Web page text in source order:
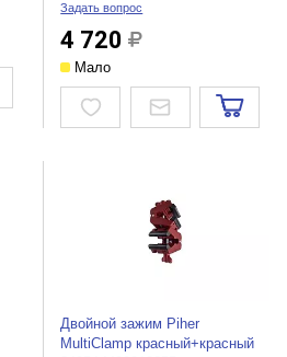
Задать вопрос
4 720
Мало
Двойной зажим Piher
MultiClamp красный+красный